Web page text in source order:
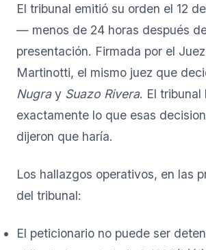
El tribunal emitió su orden el 12
— menos de 24 horas después
presentación. Firmada por el
Martinotti, el mismo juez que
Nugray Suazo Rivera. El tribunal
exactamente lo que esas
dijeron que haría.
Los hallazgos operativos, en las
del tribunal:
El peticionario no puede ser